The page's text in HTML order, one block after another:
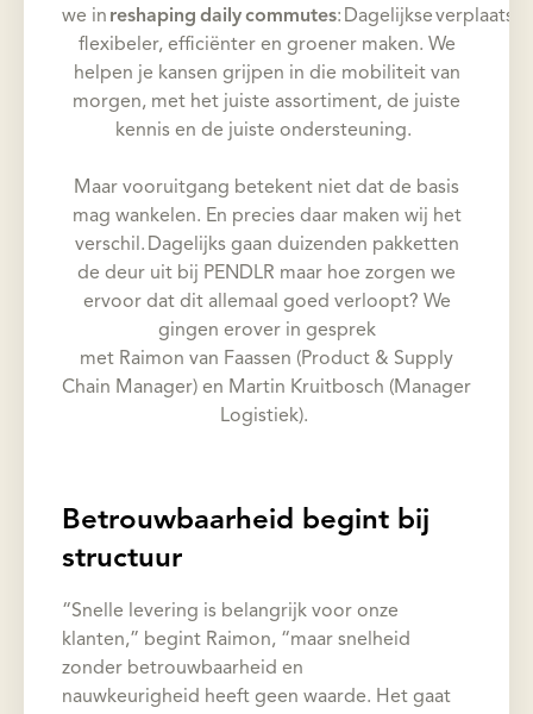
we in reshaping daily commutes: Dagelijkse
flexibeler, efficiënter en groener maken. We
helpen je kansen grijpen in die mobiliteit van
morgen, met het juiste assortiment, de juiste
kennis en de juiste ondersteuning.
Maar vooruitgang betekent niet dat de basis
mag wankelen. En precies daar maken wij het
verschil. Dagelijks gaan duizenden pakketten
de deur uit bij PENDLR maar hoe zorgen we
ervoor dat dit allemaal goed verloopt? We
gingen erover in gesprek
met Raimon van Faassen (Product & Supply
Chain Manager) en Martin Kruitbosch (Manager
Logistiek).
Betrouwbaarheid begint bij
structuur
“Snelle levering is belangrijk voor onze
klanten,” begint Raimon, “maar snelheid
zonder betrouwbaarheid en
nauwkeurigheid heeft geen waarde. Het gaat